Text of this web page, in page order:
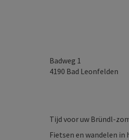
Badweg 1
4190 Bad Leonfelden
Tijd voor uw Bründl-
Fietsen en wandelen in